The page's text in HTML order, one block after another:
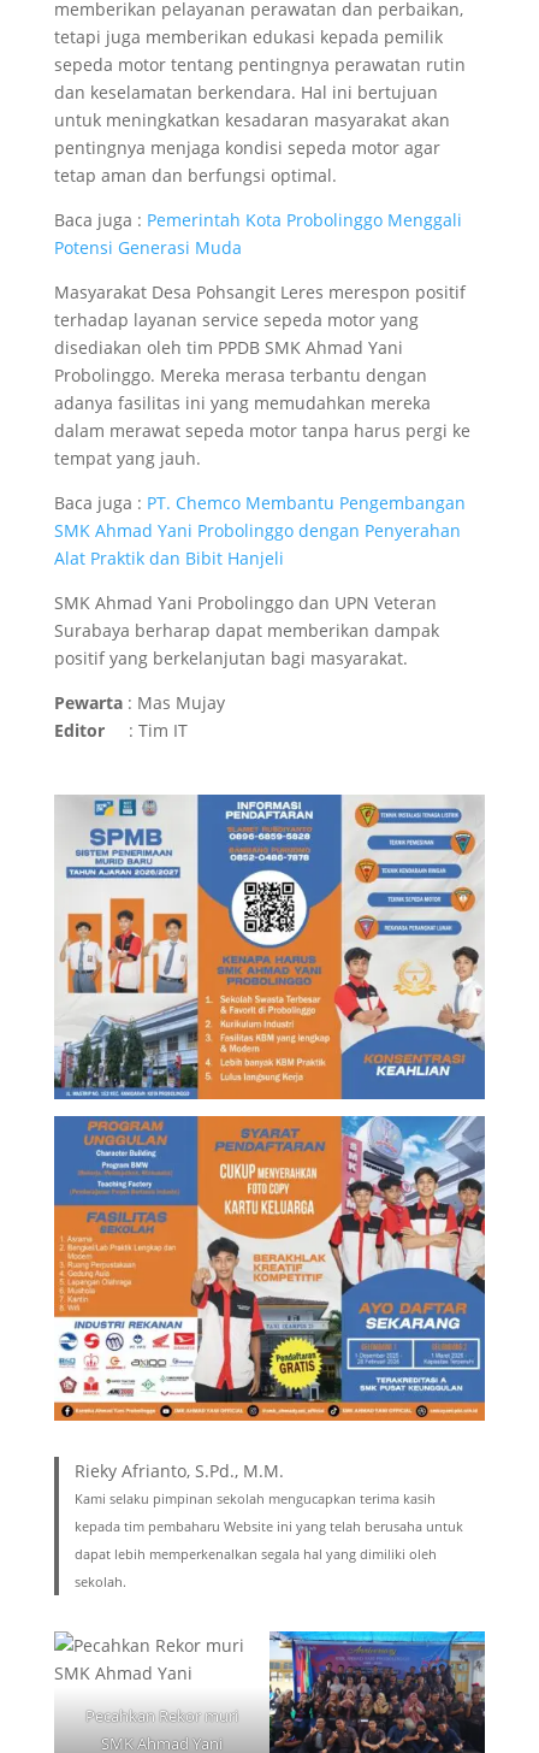
memberikan pelayanan perawatan dan perbaikan,
tetapi juga memberikan edukasi kepada pemilik
sepeda motor tentang pentingnya perawatan rutin
dan keselamatan berkendara. Hal ini bertujuan
untuk meningkatkan kesadaran masyarakat akan
pentingnya menjaga kondisi sepeda motor agar
tetap aman dan berfungsi optimal.
Baca juga : Pemerintah Kota Probolinggo Menggali
Potensi Generasi Muda
Masyarakat Desa Pohsangit Leres merespon positif
terhadap layanan service sepeda motor yang
disediakan oleh tim PPDB SMK Ahmad Yani
Probolinggo. Mereka merasa terbantu dengan
adanya fasilitas ini yang memudahkan mereka
dalam merawat sepeda motor tanpa harus pergi ke
tempat yang jauh.
Baca juga : PT. Chemco Membantu Pengembangan
SMK Ahmad Yani Probolinggo dengan Penyerahan
Alat Praktik dan Bibit Hanjeli
SMK Ahmad Yani Probolinggo dan UPN Veteran
Surabaya berharap dapat memberikan dampak
positif yang berkelanjutan bagi masyarakat.
Pewarta: Mas Mujay
Editor : Tim IT
Rieky Afrianto, S.Pd., M.M.
Kami selaku pimpinan sekolah mengucapkan terima kasih
kepada tim pembaharu Website ini yang telah berusaha untuk
dapat lebih memperkenalkan segala hal yang dimiliki oleh
sekolah.
Pecahkan Rekor muri
SMK Ahmad Yani